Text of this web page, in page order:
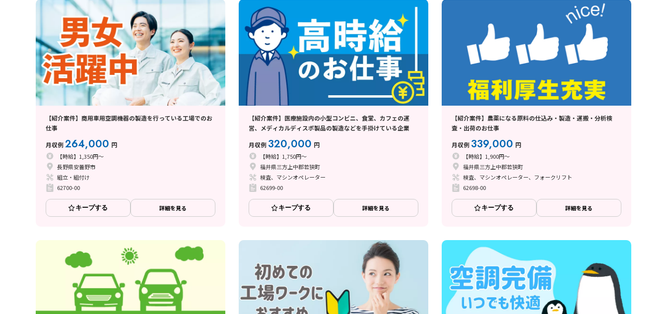
【紹介案件】商用車用空調機器の製造を行っている工場でのお
仕事
月収例264,000 円
【時給】1,350円～
長野県安曇野市
組立・組付け
62700-00
キープする 詳細を見る
【紹介案件】医療施設内の小型コンビニ、食堂、カフェの運
営、メディカルディスポ製品の製造などを手掛けている企業
月収例 320,000 円
【時給】1,750円～
福井県三方上中郡若狭町
検査、マシンオペレーター
62699-00
キープする 詳細を見る
【紹介案件】農薬になる原料の仕込み・製造・運搬・分析検
査・出荷のお仕事
月収例 339,000 円
【時給】1,900円～
福井県三方上中郡若狭町
検査、マシンオペレーター、フォークリフト
62698-00
キープする 詳細を見る